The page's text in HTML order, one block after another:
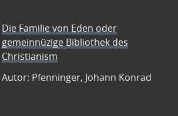
Die Familie von Eden oder
gemeinnüzige Bibliothek des
Christianism
Autor: Pfenninger, Johann Konrad